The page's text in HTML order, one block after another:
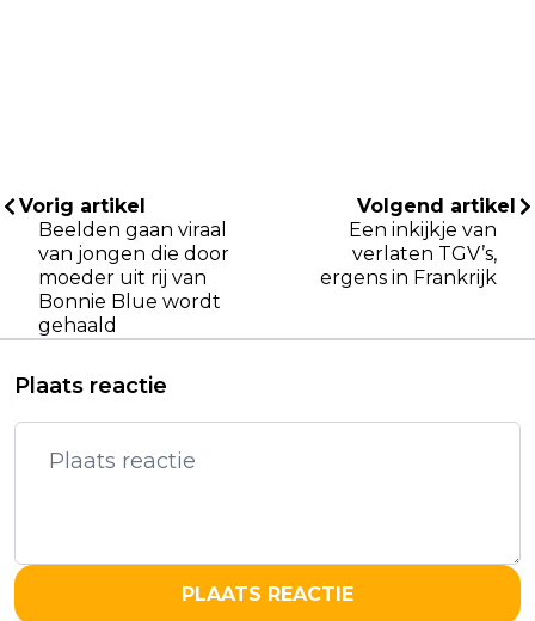
Vorig artikel
Beelden gaan viraal
van jongen die door
moeder uit rij van
Bonnie Blue wordt
gehaald
Volgend artikel
Een inkijkje van
verlaten TGV’s,
ergens in Frankrijk
Plaats reactie
PLAATS REACTIE